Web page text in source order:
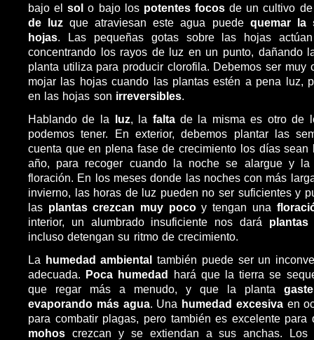
bajo elsolo bajo los potentes focos de un cultivo
de luz que atraviesan este agua puede quemar la
hojas. Las pequeñas gotas sobre las hojas
concentrando los rayos de luz en un punto, dañando
planta utiliza para producir clorofila. Debemos ser muy
mojar las hojas cuando las plantas estén a pena luz,
en las hojas son irreversibles.
Hablando de la luz, la falta de la misma es otro de
podemos tener. En exterior, debemos plantar las
cuenta que en plena fase de crecimiento los días sean
año, para recoger cuando la noche se alargue y la
floración. En los meses donde las noches con más
invierno, las horas de luz pueden no ser suficientes y
las plantas crezcan muy pocoy tengan una
interior, un alumbrado insuficiente nos dará plantas
incluso detengan su ritmo de crecimiento.
La humedad ambiental también puede ser un
adecuada. Poca humedad hará que la tierra se
que regar más a menudo, y que la planta
evaporando más agua. Una humedad excesivaen
para combatir plagas, pero también es excelente
mohos crezcan y se extiendan a sus anchas. Los